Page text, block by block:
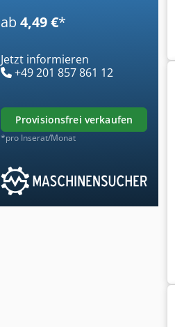
ab 4,49 €*
Jetzt informieren
+49 201 857 861 12
provisionsfrei verkaufen
*pro Inserat/Monat